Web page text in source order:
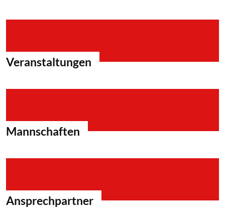
Veranstaltungen
Mannschaften
Ansprechpartner